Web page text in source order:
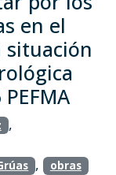
en el
,
, obras